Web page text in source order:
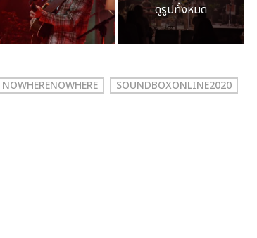
ดูรูปทั้งหมด
NOWHERENOWHERE
SOUNDBOXONLINE2020